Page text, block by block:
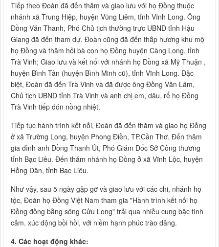
Tiếp theo Đoàn đã đến thăm và giao lưu với họ Đồng thuộc
nhánh xã Trung Hiệp, huyện Vũng Liêm, tỉnh Vĩnh Long. Ông
Đồng Văn Thanh, Phó Chủ tịch thường trực UBND tỉnh Hậu
Giang đã đến tham dự. Đoàn cũng đã đến thắp hương khu mộ
họ Đồng và thăm hỏi bà con họ Đồng huyện Càng Long, tỉnh
Trà Vinh; Giao lưu và kết nối với nhánh họ Đồng xã Mỹ Thuận ,
huyện Bình Tân (huyện Bình Minh cũ), tỉnh Vĩnh Long. Đặc
biệt, Đoàn đã đến Trà Vinh và đã được ông Đồng Văn Lâm,
Chủ tịch UBND tỉnh Trà Vinh và anh chị em, dâu, rể họ Đồng
Trà Vinh tiếp đón nồng nhiệt.
Tiếp tục hành trình kết nối, Đoàn đã đến thăm và giao họ Đồng
ở xã Trường Long, huyện Phong Điền, TP.Cần Thơ. Đến thăm
gia đình anh Đồng Thanh Út, Phó Giám Đốc Sở Công thương
tỉnh Bạc Liêu. Đến thăm nhánh họ Đồng ở xã Vĩnh Lộc, huyện
Hồng Dân, tỉnh Bạc Liêu.
Như vậy, sau 5 ngày gặp gỡ và giao lưu với các chi, nhánh họ
tộc, Đoàn họ Đồng Việt Nam tham gia "Hành trình kết nối họ
Đồng đồng bằng sông Cửu Long" trải qua nhiều cung bậc tình
cảm. xúc động bồi hồi, với niềm hạnh phúc trào dâng.
4. Các hoạt động khác: